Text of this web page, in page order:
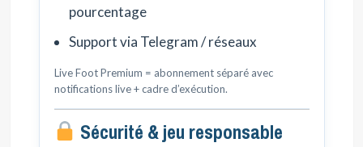
pourcentage
Support via Telegram / réseaux
Live Foot Premium = abonnement séparé avec
notifications live + cadre d’exécution.
Sécurité & jeu responsable